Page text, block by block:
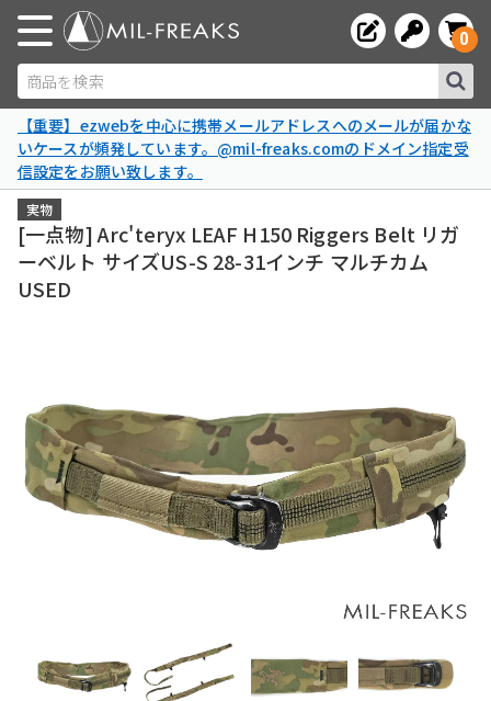
商品を検索
0
【重要】ezwebを中心に携帯メールアドレスへのメールが届かな
いケースが頻発しています。@mil-freaks.comのドメイン指定受
信設定をお願い致します。
実物
[一点物] Arc'teryx LEAF H150 Riggers Belt リガ
ーベルト サイズUS-S 28-31インチ マルチカム
USED